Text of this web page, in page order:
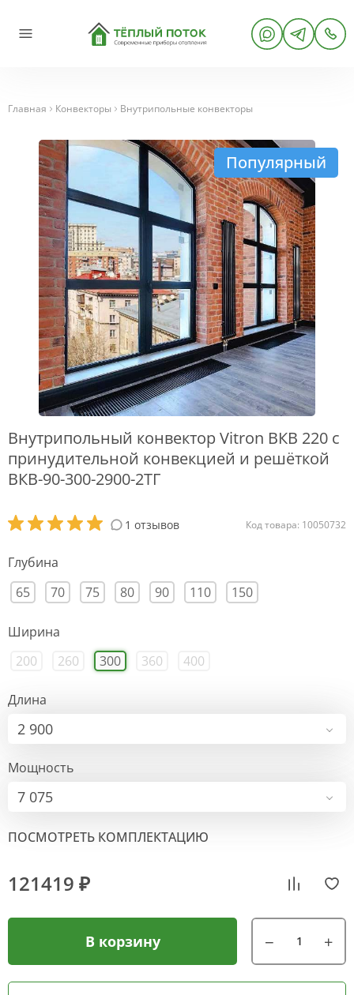
Главная Конвекторы Внутрипольные конвекторы
Популярный
Внутрипольный конвектор Vitron ВКВ 220 с
принудительной конвекцией и решёткой
ВКВ-90-300-2900-2ТГ
1 отзывов Код товара: 10050732
Глубина
65
70 75 80 90 110 150
Ширина
200
260 300 360 400
Длина
2 900
Мощность
7 075
ПОСМОТРЕТЬ КОМПЛЕКТАЦИЮ
121419 ₽
В корзину